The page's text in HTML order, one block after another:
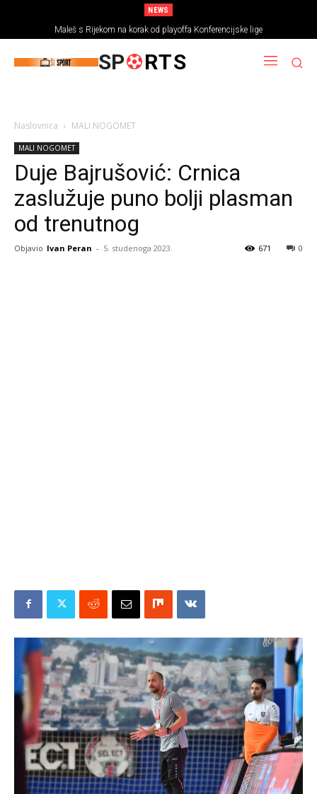
NEWS
Maleš s Rijekom na korak od playoffa Konferencijske lige
SP RTS
Naslovnica MALI NOGOMET
MALI NOGOMET
Duje Bajrušović: Crnica
zaslužuje puno bolji plasman
od trenutnog
Objavio Ivan Peran - 5. studenoga 2023. 0
671